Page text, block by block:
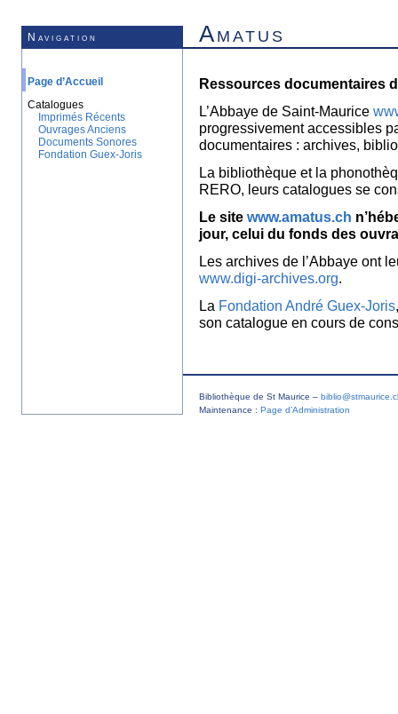
Navigation Amatus
Page d’Accueil
Catalogues
Imprimés Récents
Ouvrages Anciens
Documents Sonores
Fondation Guex-Joris
Ressources documentaires
L’Abbaye de Saint-Maurice
progressivement accessibles
documentaires : archives,
La bibliothèque et la
RERO, leurs catalogues se
Le site www.amatus.ch
jour, celui du fonds des
Les archives de l’Abbaye ont
www.digi-archives.org.
La Fondation André Guex-Joris
son catalogue en cours de
Bibliothèque de St Maurice –
Maintenance : Page d’Administration